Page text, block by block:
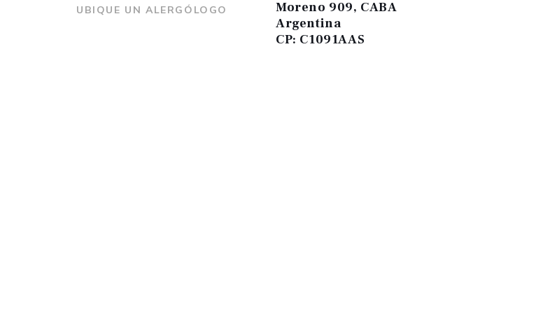
UBIQUE UN ALERGÓLOGO
Moreno 909, CABA
Argentina
CP: C1091AAS